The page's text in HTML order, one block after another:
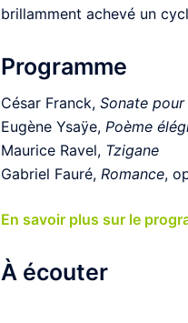
brillamment achevé un
Programme
César Franck, Sonate
Eugène Ysaÿe, Poème
Maurice Ravel, Tzigane
Gabriel Fauré, Romance,
En savoir plus sur le
À écouter